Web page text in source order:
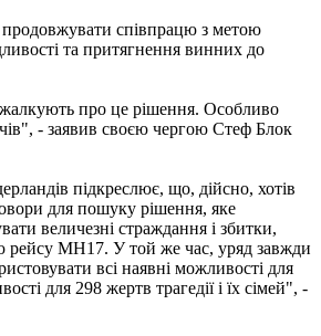
співпрацю з метою
та притягнення винних до
про це рішення. Особливо
- заявив своєю чергою Стеф Блок
підкреслює, що, дійсно, хотів
для пошуку рішення, яке
величезні страждання і збитки,
рейсу MH17. У той же час, уряд завжди
всі наявні можливості для
для 298 жертв трагедії і їх сімей", -